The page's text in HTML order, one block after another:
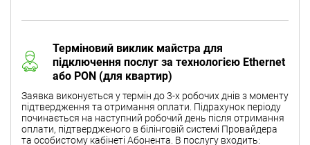
Терміновий виклик майстра для
підключення послуг за технологією Ethernet
або PON (для квартир)
Заявка виконується у термін до 3-х робочих днів з моменту
підтвердження та отримання оплати. Підрахунок періоду
починається на наступний робочий день після отримання
оплати, підтвердженого в білінговій системі Провайдера
та особистому кабінеті Абонента. В послугу входить: